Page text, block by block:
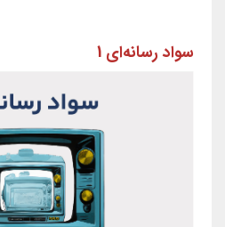
سواد رسانه‌ای 1